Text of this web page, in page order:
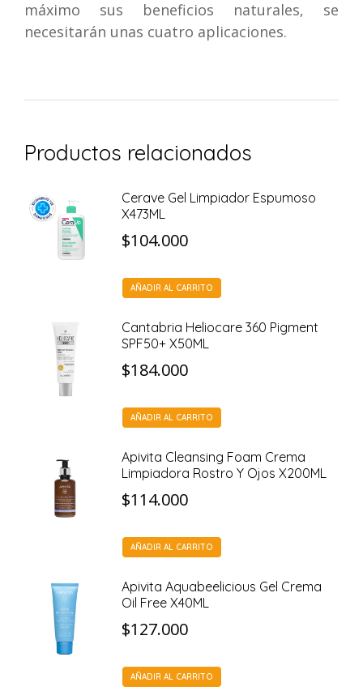
máximo sus beneficios naturales, se
necesitarán unas cuatro aplicaciones.
Productos relacionados
Cerave Gel Limpiador Espumoso
X473ML
$104.000
AÑADIR AL CARRITO
Cantabria Heliocare 360 Pigment
SPF50+ X50ML
$184.000
AÑADIR AL CARRITO
Apivita Cleansing Foam Crema
Limpiadora Rostro Y Ojos X200ML
$114.000
AÑADIR AL CARRITO
Apivita Aquabeelicious Gel Crema
Oil Free X40ML
$127.000
AÑADIR AL CARRITO